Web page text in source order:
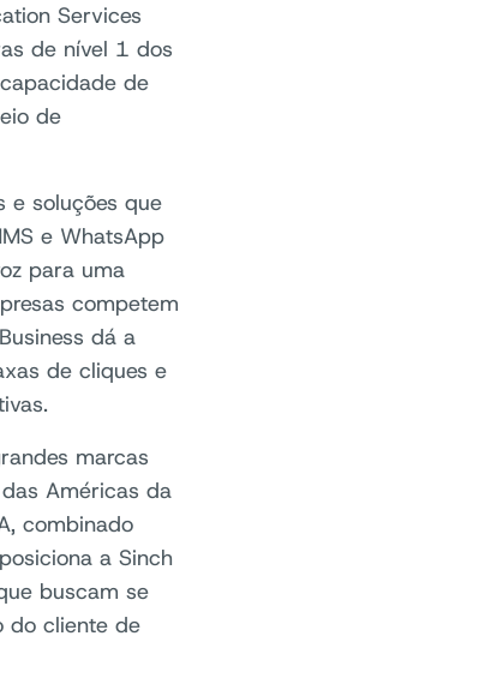
Services
de nível 1 dos
de
de
e soluções que
e WhatsApp
para uma
competem
dá a
de cliques e
marcas
Américas da
combinado
a Sinch
buscam se
do cliente de